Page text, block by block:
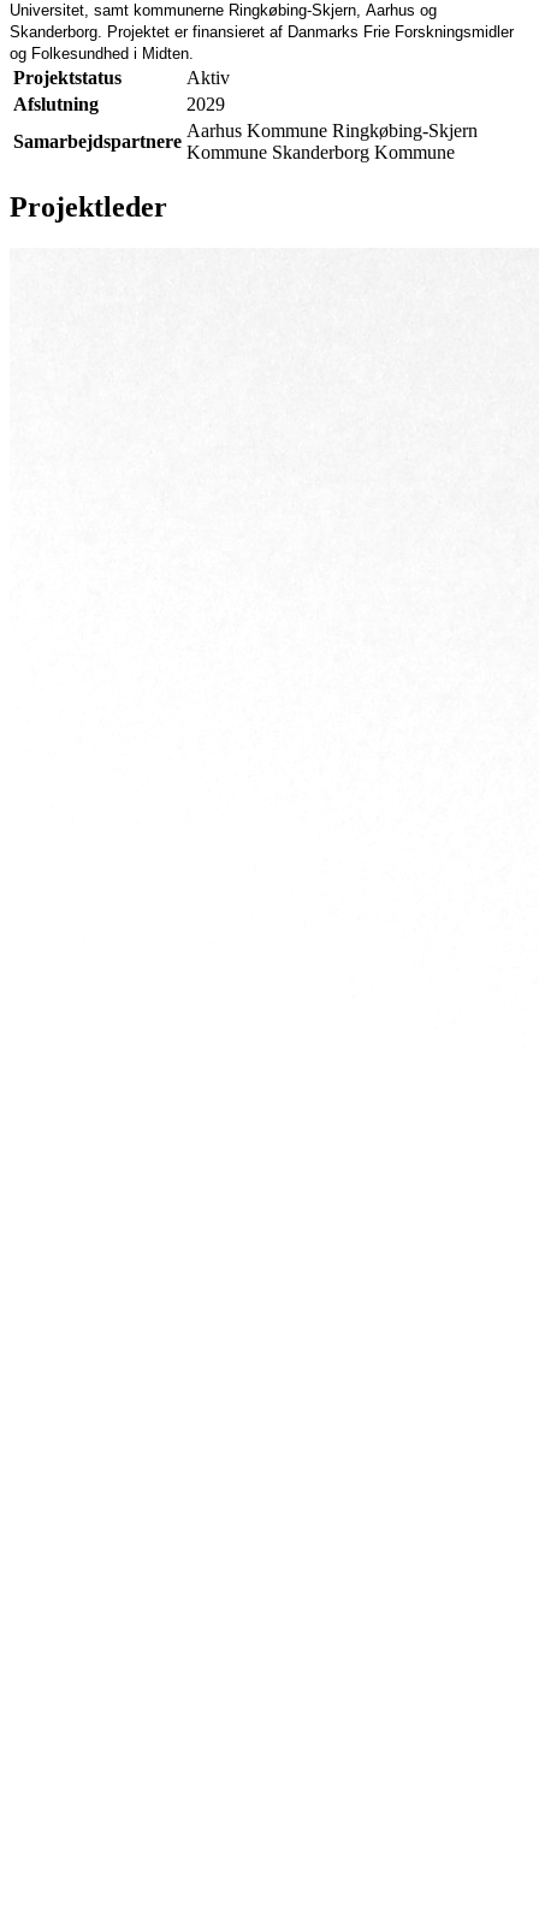
Universitet, samt kommunerne Ringkøbing-Skjern, Aarhus og
Skanderborg. Projektet er finansieret af Danmarks Frie Forskningsmidler
og Folkesundhed i Midten.
Projektstatus
Aktiv
Afslutning
2029
Samarbejdspartnere
Aarhus Kommune Ringkøbing-Skjern
Kommune Skanderborg Kommune
Projektleder